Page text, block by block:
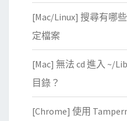
[Mac/Linux] 搜尋有哪
定檔案
[Mac] 無法 cd 進入 ~/
目錄？
[Chrome] 使用